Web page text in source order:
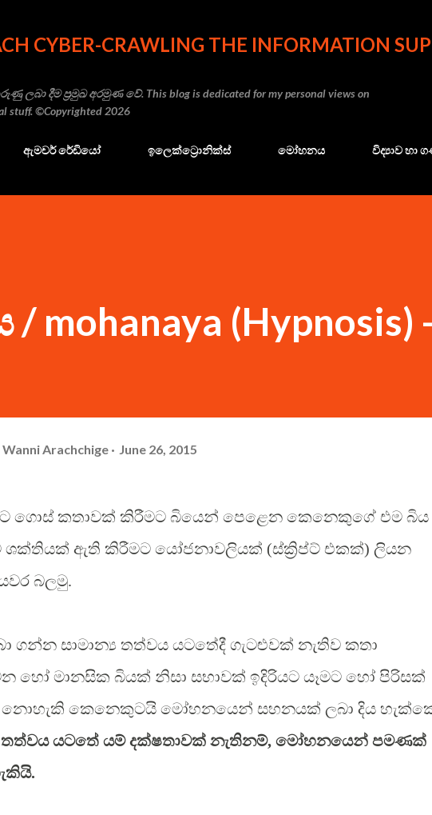
CYBER-CRAWLING THE INFORMATION
දීම ප්‍රමුඛ අරමුණ වේ. This blog is dedicated for my personal views on
stuff. ©Copyrighted 2026
ඇමචර් රේඩියෝ ඉලෙක්ට්‍රොනික්ස් මෝහනය විද්‍යාව හා
(Hypnosis)
Arachchige June 26, 2015
ගොස් කතාවක් කිරීමට බියෙන් පෙළෙන කෙනෙකුගේ එම බිය
ශක්තියක් ඇති කිරීමට යෝජනාවලියක් (ස්ක්‍රිප්ට් එකක්) ලියන
බලමු.
ගන්න සාමාන්‍ය තත්වය යටතේදී ගැටළුවක් නැතිව කතා
හෝ මානසික බියක් නිසා සභාවක් ඉදිරියට යෑමට හෝ පිරිසක්
‍නොහැකි කෙනෙකුටයි මෝහනයෙන් සහනයක් ලබා දිය
තත්වය යටතේ යම් දක්ෂතාවක් නැතිනම්, මෝහනයෙන් පමණක්